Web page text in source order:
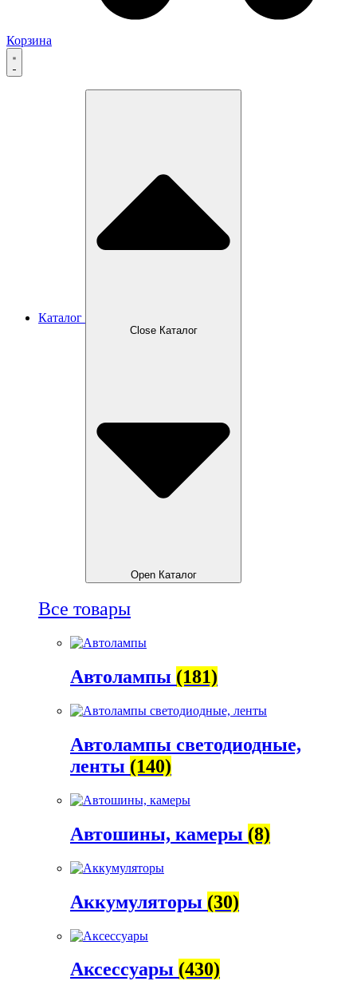
Корзина
Каталог
Close Каталог
Open Каталог
Все товары
Автолампы (181)
Автолампы светодиодные,
ленты (140)
Автошины, камеры (8)
Аккумуляторы (30)
Аксессуары (430)